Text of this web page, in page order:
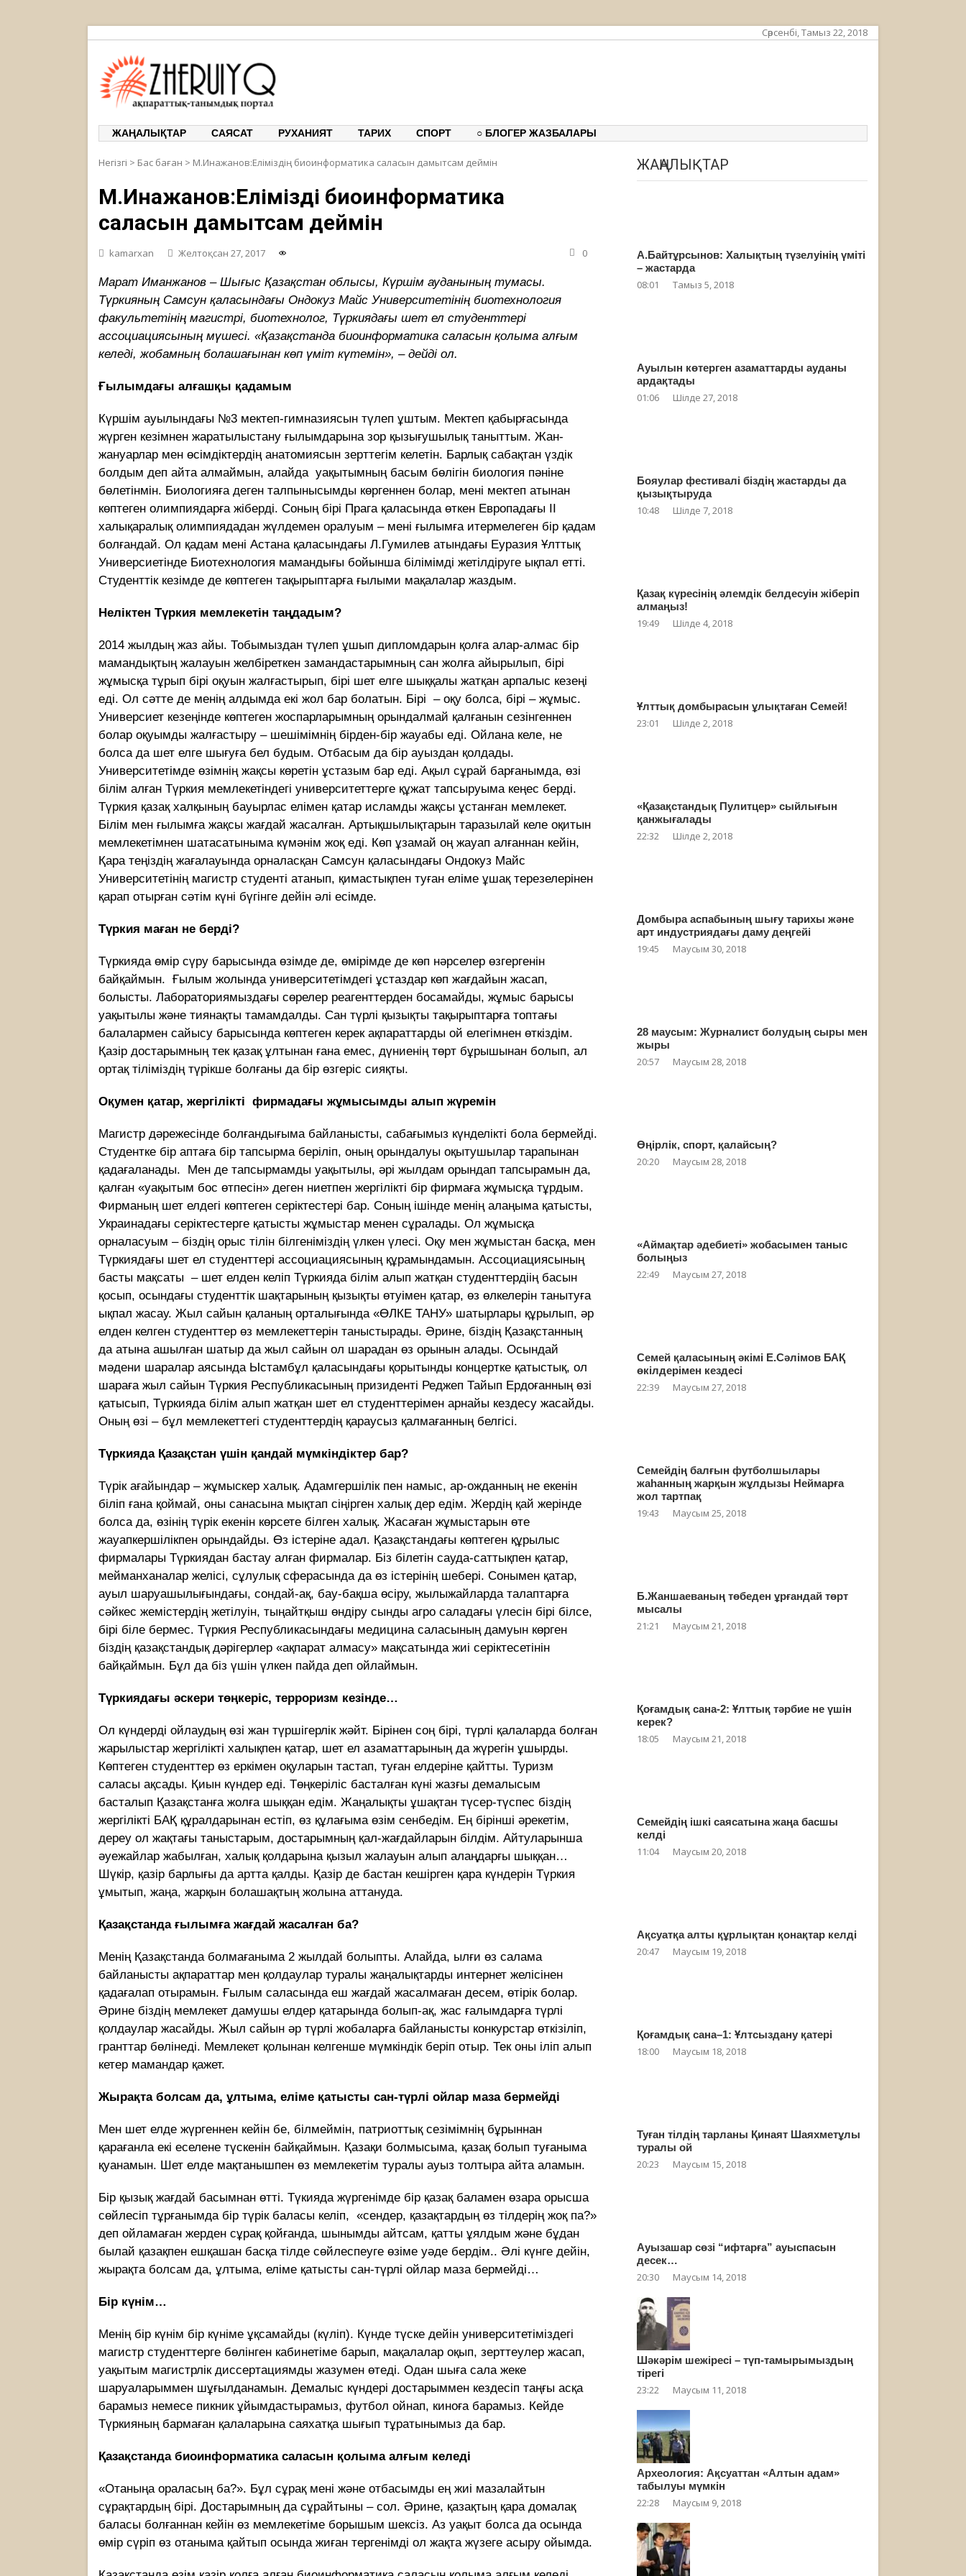
Сәрсенбі, Тамыз 22, 2018
ЖАҢАЛЫҚТАР САЯСАТ РУХАНИЯТ ТАРИХ СПОРТ ○ БЛОГЕР ЖАЗБАЛАРЫ
Негізгі > Бас баған > М.Инажанов:Еліміздің биоинформатика саласын дамытсам деймін
М.Инажанов:Еліміздің биоинформатика
саласын дамытсам деймін
kamarxan Желтоқсан 27, 2017 0
Марат Иманжанов – Шығыс Қазақстан облысы, Күршім ауданының тумасы.
Түркияның Самсун қаласындағы Ондокуз Майс Университетінің биотехнология
факультетінің магистрі, биотехнолог, Түркиядағы шет ел студенттері
ассоциациясының мүшесі. «Қазақстанда биоинформатика саласын қолыма алғым
келеді, жобамның болашағынан көп үміт күтемін», – дейді ол.
Ғылымдағы алғашқы қадамым
Күршім ауылындағы №3 мектеп-гимназиясын түлеп ұштым. Мектеп қабырғасында
жүрген кезімнен жаратылыстану ғылымдарына зор қызығушылық таныттым. Жан-
жануарлар мен өсімдіктердің анатомиясын зерттегім келетін. Барлық сабақтан үздік
болдым деп айта алмаймын, алайда уақытымның басым бөлігін биология пәніне
бөлетінмін. Биологияға деген талпынысымды көргеннен болар, мені мектеп атынан
көптеген олимпиядарға жіберді. Соның бірі Прага қаласында өткен Европадағы ІІ
халықаралық олимпиядадан жүлдемен оралуым – мені ғылымға итермелеген бір қадам
болғандай. Ол қадам мені Астана қаласындағы Л.Гумилев атындағы Еуразия Ұлттық
Универсиетінде Биотехнология мамандығы бойынша білімімді жетілдіруге ықпал етті.
Студенттік кезімде де көптеген тақырыптарға ғылыми мақалалар жаздым.
Неліктен Түркия мемлекетін таңдадым?
2014 жылдың жаз айы. Тобымыздан түлеп ұшып дипломдарын қолға алар-алмас бір
мамандықтың жалауын желбіреткен замандастарымның сан жолға айырылып, бірі
жұмысқа тұрып бірі оқуын жалғастырып, бірі шет елге шыққалы жатқан арпалыс кезеңі
еді. Ол сәтте де менің алдымда екі жол бар болатын. Бірі – оқу болса, бірі – жұмыс.
Универсиет кезеңінде көптеген жоспарларымның орындалмай қалғанын сезінгеннен
болар оқуымды жалғастыру – шешімімнің бірден-бір жауабы еді. Ойлана келе, не
болса да шет елге шығуға бел будым. Отбасым да бір ауыздан қолдады.
Университетімде өзімнің жақсы көретін ұстазым бар еді. Ақыл сұрай барғанымда, өзі
білім алған Түркия мемлекетіндегі университеттерге құжат тапсыруыма кеңес берді.
Түркия қазақ халқының бауырлас елімен қатар исламды жақсы ұстанған мемлекет.
Білім мен ғылымға жақсы жағдай жасалған. Артықшылықтарын таразылай келе оқитын
мемлекетімнен шатасатыныма күмәнім жоқ еді. Көп ұзамай оң жауап алғаннан кейін,
Қара теңіздің жағалауында орналасқан Самсун қаласындағы Ондокуз Майс
Университетінің магистр студенті атанып, қимастықпен туған еліме ұшақ терезелерінен
қарап отырған сәтім күні бүгінге дейін әлі есімде.
Түркия маған не берді?
Түркияда өмір сүру барысында өзімде де, өмірімде де көп нәрселер өзгергенін
байқаймын. Ғылым жолында университетімдегі ұстаздар көп жағдайын жасап,
болысты. Лабораториямыздағы сөрелер реагенттерден босамайды, жұмыс барысы
уақытылы және тиянақты тамамдалды. Сан түрлі қызықты тақырыптарға топтағы
балалармен сайысу барысында көптеген керек ақпараттарды ой елегімнен өткіздім.
Қазір достарымның тек қазақ ұлтынан ғана емес, дүниенің төрт бұрышынан болып, ал
ортақ тіліміздің түрікше болғаны да бір өзгеріс сияқты.
Оқумен қатар, жергілікті фирмадағы жұмысымды алып жүремін
Магистр дәрежесінде болғандығыма байланысты, сабағымыз күнделікті бола бермейді.
Студентке бір аптаға бір тапсырма беріліп, оның орындалуы оқытушылар тарапынан
қадағаланады. Мен де тапсырмамды уақытылы, әрі жылдам орындап тапсырамын да,
қалған «уақытым бос өтпесін» деген ниетпен жергілікті бір фирмаға жұмысқа тұрдым.
Фирманың шет елдегі көптеген серіктестері бар. Соның ішінде менің алаңыма қатысты,
Украинадағы серіктестерге қатысты жұмыстар менен сұралады. Ол жұмысқа
орналасуым – біздің орыс тілін білгеніміздің үлкен үлесі. Оқу мен жұмыстан басқа, мен
Түркиядағы шет ел студенттері ассоциациясының құрамындамын. Ассоциациясының
басты мақсаты – шет елден келіп Түркияда білім алып жатқан студенттердіің басын
қосып, осындағы студенттік шақтарының қызықты өтуімен қатар, өз өлкелерін танытуға
ықпал жасау. Жыл сайын қаланың орталығында «ӨЛКЕ ТАНУ» шатырлары құрылып, әр
елден келген студенттер өз мемлекеттерін таныстырады. Әрине, біздің Қазақстанның
да атына ашылған шатыр да жыл сайын ол шарадан өз орынын алады. Осындай
мәдени шаралар аясында Ыстамбұл қаласындағы қорытынды концертке қатыстық, ол
шараға жыл сайын Түркия Республикасының призиденті Реджеп Тайып Ердоғанның өзі
қатысып, Түркияда білім алып жатқан шет ел студенттерімен арнайы кездесу жасайды.
Оның өзі – бұл мемлекеттегі студенттердің қараусыз қалмағанның белгісі.
Түркияда Қазақстан үшін қандай мүмкіндіктер бар?
Түрік ағайындар – жұмыскер халық. Адамгершілік пен намыс, ар-ожданның не екенін
біліп ғана қоймай, оны санасына мықтап сіңірген халық дер едім. Жердің қай жерінде
болса да, өзінің түрік екенін көрсете білген халық. Жасаған жұмыстарын өте
жауапкершілікпен орындайды. Өз істеріне адал. Қазақстандағы көптеген құрылыс
фирмалары Түркиядан бастау алған фирмалар. Біз білетін сауда-саттықпен қатар,
мейманханалар желісі, сұлулық сферасында да өз істерінің шебері. Сонымен қатар,
ауыл шаруашылығындағы, сондай-ақ, бау-бақша өсіру, жылыжайларда талаптарға
сәйкес жемістердің жетілуін, тыңайтқыш өндіру сынды агро саладағы үлесін бірі білсе,
бірі біле бермес. Түркия Республикасындағы медицина саласының дамуын көрген
біздің қазақстандық дәрігерлер «ақпарат алмасу» мақсатында жиі серіктесетінін
байқаймын. Бұл да біз үшін үлкен пайда деп ойлаймын.
Түркиядағы әскери төңкеріс, терроризм кезінде…
Ол күндерді ойлаудың өзі жан түршігерлік жәйт. Бірінен соң бірі, түрлі қалаларда болған
жарылыстар жергілікті халықпен қатар, шет ел азаматтарының да жүрегін ұшырды.
Көптеген студенттер өз еркімен оқуларын тастап, туған елдеріне қайтты. Туризм
саласы ақсады. Қиын күндер еді. Төңкеріліс басталған күні жазғы демалысым
басталып Қазақстанға жолға шыққан едім. Жаңалықты ұшақтан түсер-түспес біздің
жергілікті БАҚ құралдарынан естіп, өз құлағыма өзім сенбедім. Ең бірінші әрекетім,
дереу ол жақтағы таныстарым, достарымның қал-жағдайларын білдім. Айтуларынша
әуежайлар жабылған, халық қолдарына қызыл жалауын алып алаңдарғы шыққан…
Шүкір, қазір барлығы да артта қалды. Қазір де бастан кешірген қара күндерін Түркия
ұмытып, жаңа, жарқын болашақтың жолына аттануда.
Қазақстанда ғылымға жағдай жасалған ба?
Менің Қазақстанда болмағаныма 2 жылдай болыпты. Алайда, ылғи өз салама
байланысты ақпараттар мен қолдаулар туралы жаңалықтарды интернет желісінен
қадағалап отырамын. Ғылым саласында еш жағдай жасалмаған десем, өтірік болар.
Әрине біздің мемлекет дамушы елдер қатарында болып-ақ, жас ғалымдарға түрлі
қолдаулар жасайды. Жыл сайын әр түрлі жобаларға байланысты конкурстар өткізіліп,
гранттар бөлінеді. Мемлекет қолынан келгенше мүмкіндік беріп отыр. Тек оны іліп алып
кетер мамандар қажет.
Жырақта болсам да, ұлтыма, еліме қатысты сан-түрлі ойлар маза бермейді
Мен шет елде жүргеннен кейін бе, білмеймін, патриоттық сезімімнің бұрыннан
қарағанла екі еселене түскенін байқаймын. Қазақи болмысыма, қазақ болып туғаныма
қуанамын. Шет елде мақтанышпен өз мемлекетім туралы ауыз толтыра айта аламын.
Бір қызық жағдай басымнан өтті. Түкияда жүргенімде бір қазақ баламен өзара орысша
сөйлесіп тұрғанымда бір түрік баласы келіп, «сендер, қазақтардың өз тілдерің жоқ па?»
деп ойламаған жерден сұрақ қойғанда, шынымды айтсам, қатты ұялдым және бұдан
былай қазақпен ешқашан басқа тілде сөйлеспеуге өзіме уәде бердім.. Әлі күнге дейін,
жырақта болсам да, ұлтыма, еліме қатысты сан-түрлі ойлар маза бермейді…
Бір күнім…
Менің бір күнім бір күніме ұқсамайды (күліп). Күнде түске дейін университетіміздегі
магистр студенттерге бөлінген кабинетіме барып, мақалалар оқып, зерттеулер жасап,
уақытым магистрлік диссертациямды жазумен өтеді. Одан шыға сала жеке
шаруаларыммен шұғылданамын. Демалыс күндері достарыммен кездесіп таңғы асқа
барамыз немесе пикник ұйымдастырамыз, футбол ойнап, киноға барамыз. Кейде
Түркияның бармаған қалаларына саяхатқа шығып тұратынымыз да бар.
Қазақстанда биоинформатика саласын қолыма алғым келеді
«Отаныңа ораласың ба?». Бұл сұрақ мені және отбасымды ең жиі мазалайтын
сұрақтардың бірі. Достарымның да сұрайтыны – сол. Әрине, қазақтың қара домалақ
баласы болғаннан кейін өз мемлекетіме борышым шексіз. Аз уақыт болса да осында
өмір сүріп өз отаныма қайтып осында жиған тергенімді ол жақта жүзеге асыру ойымда.
ЖАҢАЛЫҚТАР
А.Байтұрсынов: Халықтың түзелуінің үміті
– жастарда
08:01 Тамыз 5, 2018
Ауылын көтерген азаматтарды ауданы
ардақтады
01:06 Шілде 27, 2018
Бояулар фестивалі біздің жастарды да
қызықтыруда
10:48 Шілде 7, 2018
Қазақ күресінің әлемдік белдесуін жіберіп
алмаңыз!
19:49 Шілде 4, 2018
Ұлттық домбырасын ұлықтаған Семей!
23:01 Шілде 2, 2018
«Қазақстандық Пулитцер» сыйлығын
қанжығалады
22:32 Шілде 2, 2018
Домбыра аспабының шығу тарихы және
арт индустриядағы даму деңгейі
19:45 Маусым 30, 2018
28 маусым: Журналист болудың сыры мен
жыры
20:57 Маусым 28, 2018
Өңірлік, спорт, қалайсың?
20:20 Маусым 28, 2018
«Аймақтар әдебиеті» жобасымен таныс
болыңыз
22:49 Маусым 27, 2018
Семей қаласының әкімі Е.Сәлімов БАҚ
өкілдерімен кездесі
22:39 Маусым 27, 2018
Семейдің балғын футболшылары
жаһанның жарқын жұлдызы Неймарға
жол тартпақ
19:43 Маусым 25, 2018
Б.Жаншаеваның төбеден ұрғандай төрт
мысалы
21:21 Маусым 21, 2018
Қоғамдық сана-2: Ұлттық тәрбие не үшін
керек?
18:05 Маусым 21, 2018
Семейдің ішкі саясатына жаңа басшы
келді
11:04 Маусым 20, 2018
Ақсуатқа алты құрлықтан қонақтар келді
20:47 Маусым 19, 2018
Қоғамдық сана–1: Ұлтсыздану қатері
18:00 Маусым 18, 2018
Туған тілдің тарланы Қинаят Шаяхметұлы
туралы ой
20:23 Маусым 15, 2018
Ауызашар сөзі “ифтарға” ауыспасын
десек…
20:30 Маусым 14, 2018
Шәкәрім шежіресі – түп-тамырымыздың
тірегі
23:22 Маусым 11, 2018
Археология: Ақсуаттан «Алтын адам»
табылуы мүмкін
22:28 Маусым 9, 2018